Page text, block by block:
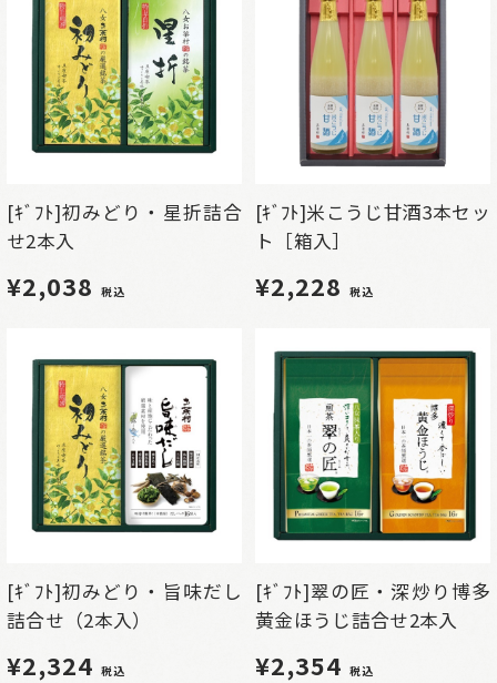
[ｷﾞﾌﾄ]初みどり・星折詰合
せ2本入
¥2,038 税込
[ｷﾞﾌﾄ]米こうじ甘酒3本セッ
ト［箱入］
¥2,228 税込
[ｷﾞﾌﾄ]初みどり・旨味だし
詰合せ（2本入）
¥2,324 税込
[ｷﾞﾌﾄ]翠の匠・深炒り博多
黄金ほうじ詰合せ2本入
¥2,354 税込